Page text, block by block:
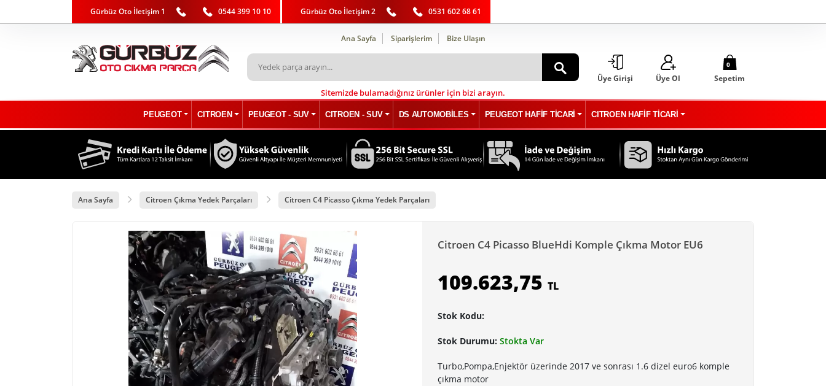
Gürbüz Oto İletişim 1 0544 399 10 10 Gürbüz Oto İletişim 2 0531 602 68 61
Ana Sayfa Siparişlerim Bize Ulaşın
Sitemizde bulamadığınız ürünler için bizi arayın.
Üye Girişi Üye Ol
0
Sepetim
PEUGEOT CITROEN PEUGEOT - SUV CITROEN - SUV DS AUTOMOBİLES PEUGEOT HAFİF TİCARİ CITROEN HAFİF TİCARİ
Ana Sayfa Citroen Çıkma Yedek Parçaları Citroen C4 Picasso Çıkma Yedek Parçaları
Citroen C4 Picasso BlueHdi Komple Çıkma Motor EU6
109.623,75 TL
Stok Kodu:
Stok Durumu: Stokta Var
Turbo,Pompa,Enjektör üzerinde 2017 ve sonrası 1.6 dizel euro6 komple
çıkma motor